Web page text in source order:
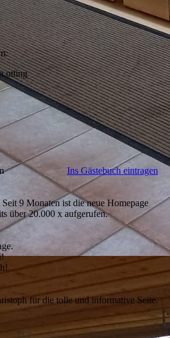
Ins Gästebuch eintragen
9 Monaten ist die neue Homepage
über 20.000 x aufgerufen.
für die tolle und informative Seite.